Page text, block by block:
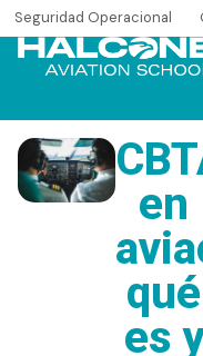
Seguridad Operacional
en
qué
es y